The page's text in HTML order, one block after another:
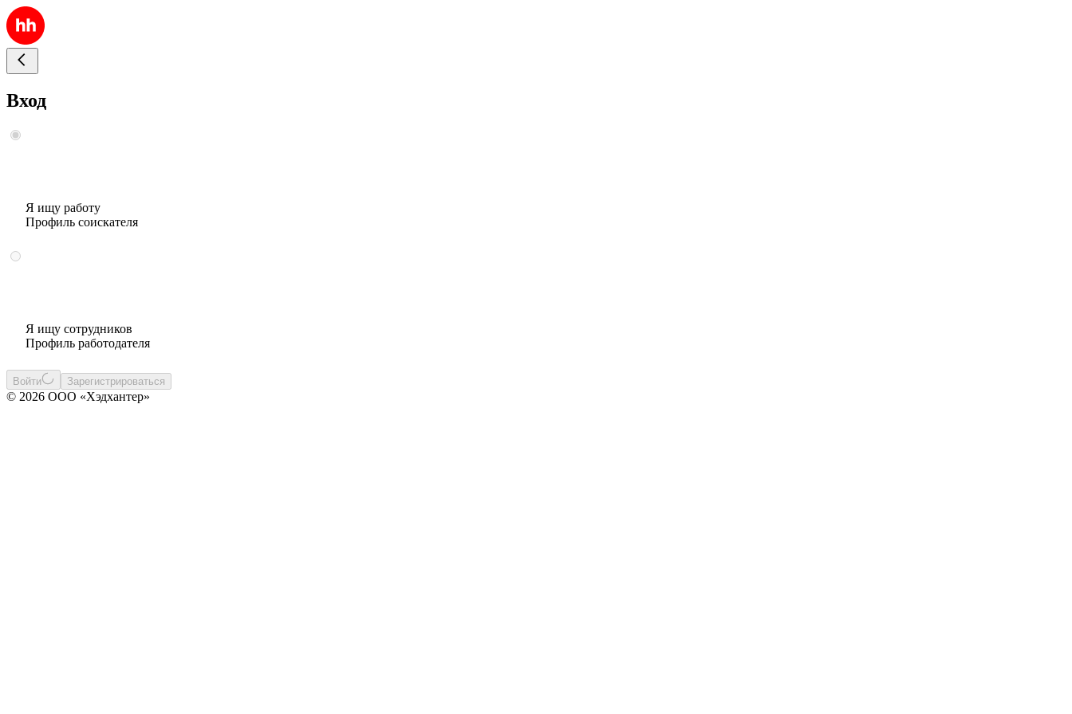
Вход
Я ищу работу
Профиль соискателя
Я ищу сотрудников
Профиль работодателя
Войти Зарегистрироваться
© 2026 ООО «Хэдхантер»